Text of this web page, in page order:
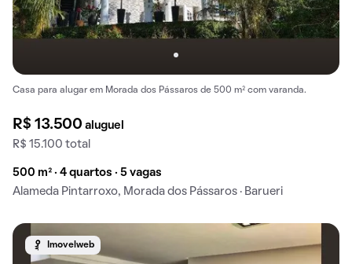
Casa para alugar em Morada dos Pássaros de 500 m² com varanda.
R$ 13.500aluguel
R$ 15.100 total
500 m² · 4 quartos · 5 vagas
Alameda Pintarroxo, Morada dos Pássaros · Barueri
Imovelweb